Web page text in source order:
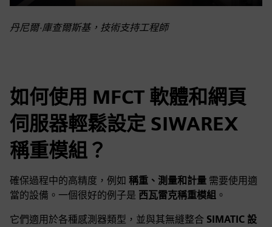
Play Mute Settings
PIP
Enter
丹尼爾·庫查爾斯基，技術支持工程師
如何使用 MFCT 軟體和網頁
伺服器輕鬆設定 SIWAREX
稱重模組？
確保過程中的高精度，例如 稱重、測量和計量 需要使用適
當的設備。一個很好的例子是 西瓦雷克稱重模組 。
它們適用於各種感測器類型，並與其無縫整合 SIMATIC 設